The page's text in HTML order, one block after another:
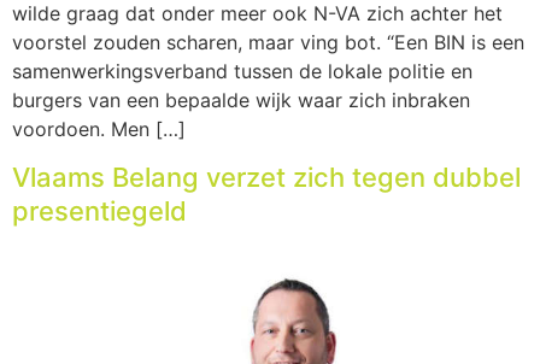
wilde graag dat onder meer ook N-VA zich achter het
voorstel zouden scharen, maar ving bot. “Een BIN is een
samenwerkingsverband tussen de lokale politie en
burgers van een bepaalde wijk waar zich inbraken
voordoen. Men […]
Vlaams Belang verzet zich tegen dubbel
presentiegeld